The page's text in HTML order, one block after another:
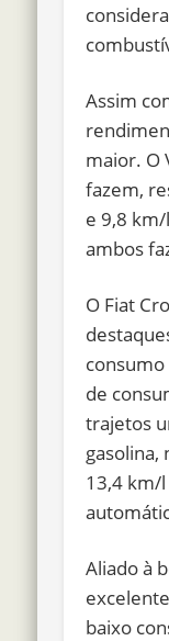
Assim
maior. O
fazem,
e 9,8
ambos
O Fiat
de
trajetos
gasolina,
13,4 km/
Aliado à
baixo